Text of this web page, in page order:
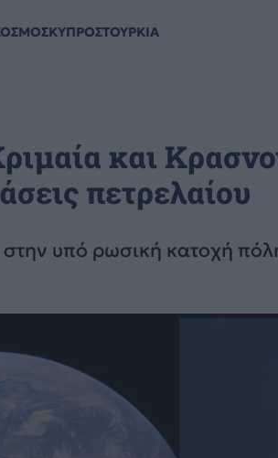
ΚΥΠΡΟΣΤΟΥΡΚΙΑ
και
πετρελαίου
υπό ρωσική κατοχή